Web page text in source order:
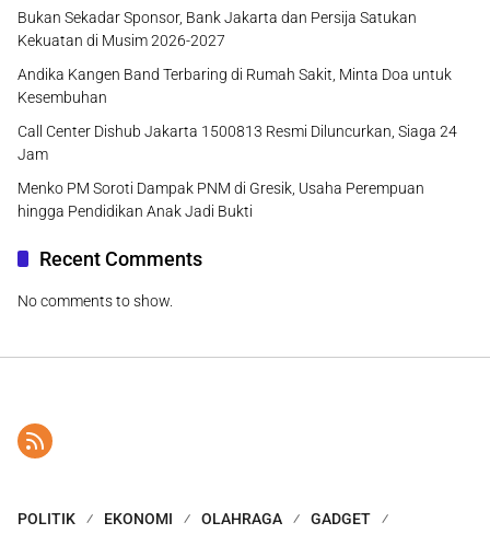
Bukan Sekadar Sponsor, Bank Jakarta dan Persija Satukan
Kekuatan di Musim 2026-2027
Andika Kangen Band Terbaring di Rumah Sakit, Minta Doa untuk
Kesembuhan
Call Center Dishub Jakarta 1500813 Resmi Diluncurkan, Siaga 24
Jam
Menko PM Soroti Dampak PNM di Gresik, Usaha Perempuan
hingga Pendidikan Anak Jadi Bukti
Recent Comments
No comments to show.
POLITIK EKONOMI OLAHRAGA GADGET